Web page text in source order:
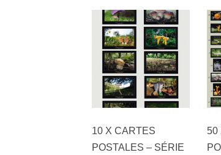
10 X CARTES
POSTALES – SÉRIE
50